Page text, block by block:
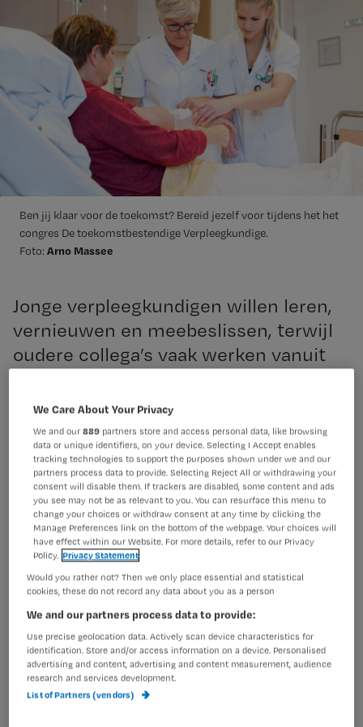
Ben jij klaar voor de toekomst? Bereid jezelf voor tijdens het het
congres De toekomstbestendige Verpleegkundige.
Foto: Arno Massee
Jonge verpleegkundigen willen leren,
vernieuwen en meebeslissen, terwijl
oudere collega’s vaak werken vanuit
wrijving tussen generaties en maak je
gebruik van elkaars kracht?
Tijdens het congresDe toekomstbestendige
Verpleegkundigeop 28 oktober 2026 gaan we dieper in
op samenwerken met verschillende generaties. Leer
samen de krachten te bundelen.
De smartphoneverslaving
Het kan een pijnpunt zijn: de smartphone. Zeker voor
oudere generaties die niet opgroeiden met sociale
media. Het is pauze, en jouw gen z- collega pakt direct de
mobiel erbij. Collega’s krijgen dan soms het gevoel dat de
scrollende collega liever met rust gelaten wil worden.
We Care About Your Privacy
We and our889 partners store and access personal data, like browsing
data or unique identifiers, on your device. Selecting I Accept enables
tracking technologies to support the purposes shown under we and our
partners process data to provide. Selecting Reject All or withdrawing your
consent will disable them. If trackers are disabled, some content and ads
you see may not be as relevant to you. You can resurface this menu to
change your choices or withdraw consent at any time by clicking the
Manage Preferences link on the bottom of the webpage. Your choices will
have effect within our Website. For more details, refer to our Privacy
Policy. Privacy Statement
Would you rather not? Then we only place essential and statistical
cookies, these do not record any data about you as a person
We and our partners process data to provide:
Use precise geolocation data. Actively scan device characteristics for
identification. Store and/or access information on a device. Personalised
advertising and content, advertising and content measurement, audience
research and services development.
List of Partners (vendors)